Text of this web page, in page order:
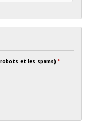
et les spams) *